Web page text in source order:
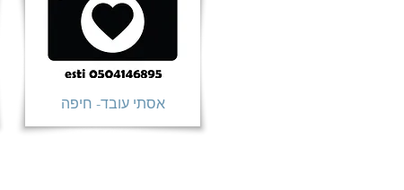
אסתי עובד- חיפה